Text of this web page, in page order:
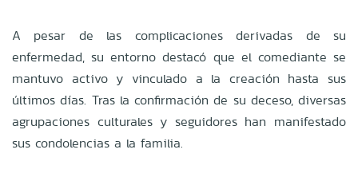
A pesar de las complicaciones derivadas de su
enfermedad, su entorno destacó que el comediante se
mantuvo activo y vinculado a la creación hasta sus
últimos días. Tras la confirmación de su deceso, diversas
agrupaciones culturales y seguidores han manifestado
sus condolencias a la familia.